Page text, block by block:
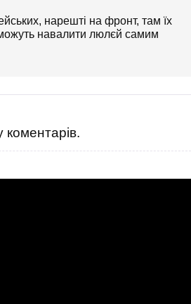
нарешті на фронт, там їх
навалити люлєй самим